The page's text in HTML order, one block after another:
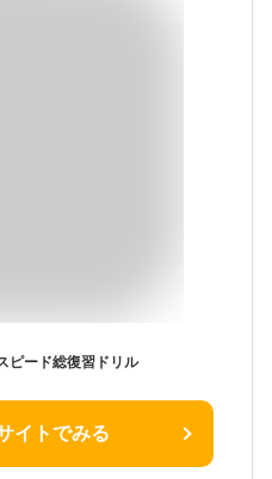
ピード総復習ドリル
イトでみる